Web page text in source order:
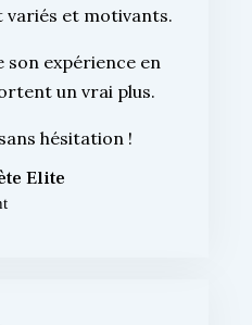
variés et motivants.
son expérience en
un vrai plus.
hésitation !
Elite